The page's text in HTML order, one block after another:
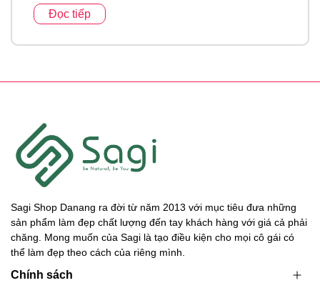
Đọc tiếp
Sagi Shop Danang ra đời từ năm 2013 với mục tiêu đưa những
sản phẩm làm đẹp chất lượng đến tay khách hàng với giá cả phải
chăng. Mong muốn của Sagi là tạo điều kiện cho mọi cô gái có
thể làm đẹp theo cách của riêng mình.
Chính sách